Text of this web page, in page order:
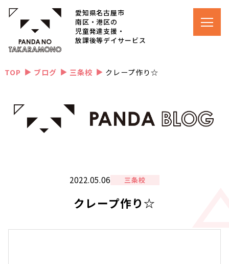
愛知県名古屋市
南区・港区の
児童発達支援・
放課後等デイサービス
TOP ▲ ブログ ▲ 三条校 ▲ クレープ作り☆
2022.05.06 三条校
クレープ作り☆